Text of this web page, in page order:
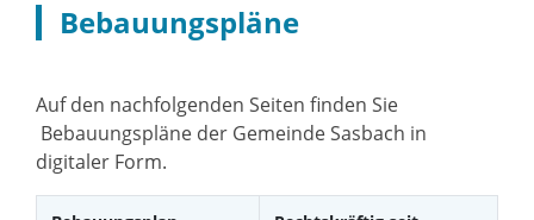
Bebauungspläne
Auf den nachfolgenden Seiten finden Sie
Bebauungspläne der Gemeinde Sasbach in
digitaler Form.